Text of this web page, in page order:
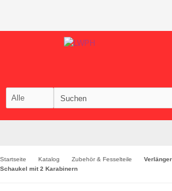
Startseite Katalog Zubehör & Fesselteile
Schaukel mit 2 Karabinern